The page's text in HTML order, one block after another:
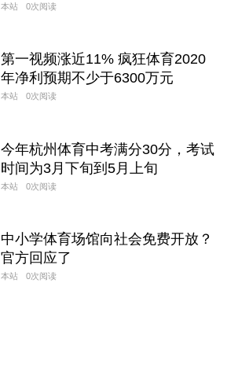
本站 0次阅读
第一视频涨近11% 疯狂体育2020
年净利预期不少于6300万元
本站 0次阅读
今年杭州体育中考满分30分，考试
时间为3月下旬到5月上旬
本站 0次阅读
中小学体育场馆向社会免费开放？
官方回应了
本站 0次阅读